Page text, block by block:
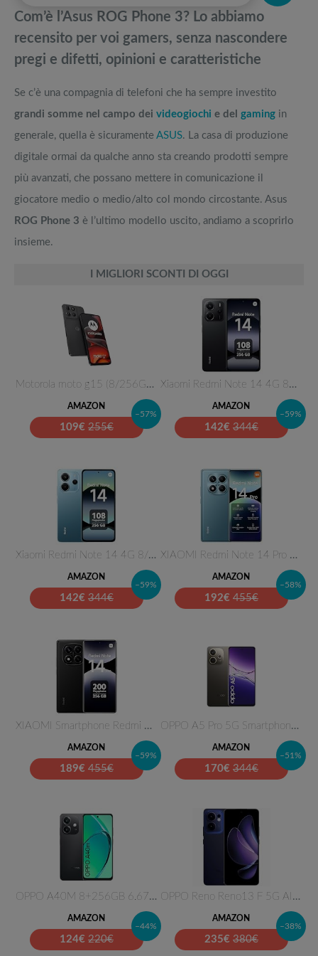
Acer Aspire e Nitro: confronto dei nuovi PC da gaming
top
Offerte robot aspirapolvere da non perdere nella Black Friday Week
Com’è l’Asus ROG Phone 3? Lo abbiamo
recensito per voi gamers, senza nascondere
pregi e difetti, opinioni e caratteristiche
Se c’è una compagnia di telefoni che ha sempre investito
grandi somme nel campo dei videogiochi e del gaming in
generale, quella è sicuramente ASUS. La casa di produzione
digitale ormai da qualche anno sta creando prodotti sempre
più avanzati, che possano mettere in comunicazione il
giocatore medio o medio/alto col mondo circostante. Asus
ROG Phone 3 è l’ultimo modello uscito, andiamo a scoprirlo
insieme.
I MIGLIORI SCONTI DI OGGI
Motorola moto g15 (8/256GB, Do…
AMAZON
109€ 255€
–57%
Xiaomi Redmi Note 14 4G 8GB RA…
AMAZON
142€ 344€
–59%
Xiaomi Redmi Note 14 4G 8/256G…
AMAZON
142€ 344€
–59%
XIAOMI Redmi Note 14 Pro 8+256…
AMAZON
192€ 455€
–58%
XIAOMI Smartphone Redmi Note 1…
AMAZON
189€ 455€
–59%
OPPO A5 Pro 5G Smartphone, Fot…
AMAZON
170€ 344€
–51%
OPPO A40M 8+256GB 6.67" 4G Spa…
AMAZON
124€ 220€
–44%
OPPO Reno Reno13 F 5G AI Smart…
AMAZON
235€ 380€
–38%